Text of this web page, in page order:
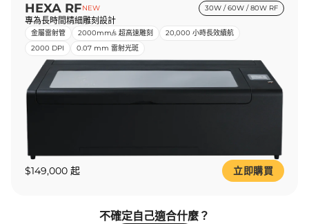
HEXA RFNEW 30W / 60W / 80W RF
專為長時間精細雕刻設計
金屬雷射管 2000mm/s 超高速雕刻
20,000 小時長效續航
2000 DPI
0.07 mm 雷射光斑
$149,000 起 立即購買
不確定自己適合什麼？